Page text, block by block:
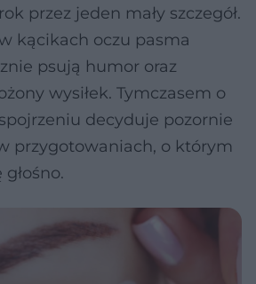
przez jeden mały szczegół.
kącikach oczu pasma
psują humor oraz
wysiłek. Tymczasem o
decyduje pozornie
przygotowaniach, o którym